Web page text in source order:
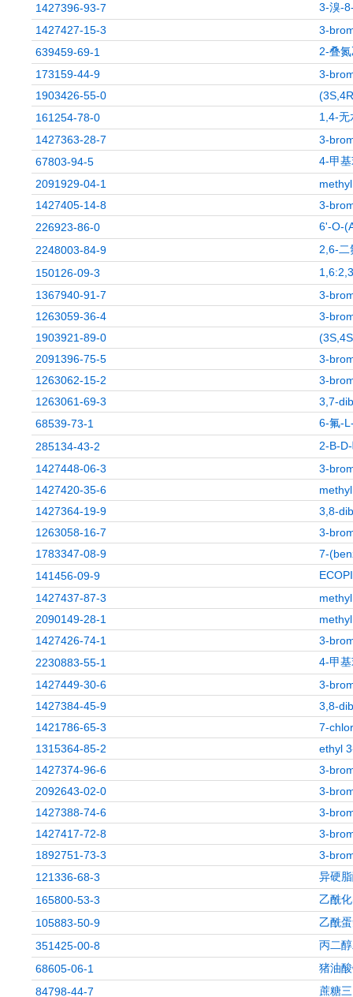
1427396-93-7
3-溴-
1427427-15-3
3-
639459-69-1
2-叠
173159-44-9
3-
1903426-55-0
161254-78-0
1,4-无
1427363-28-7
3-
67803-94-5
4-甲
2091929-04-1
1427405-14-8
3-
226923-86-0
6'-O-
2248003-84-9
2,6-二
150126-09-3
1367940-91-7
3-
1263059-36-4
3-
1903921-89-0
2091396-75-5
3-
1263062-15-2
3-
1263061-69-3
3,7-
68539-73-1
6-氟-
285134-43-2
2-Β-
1427448-06-3
3-
1427420-35-6
1427364-19-9
3,8-
1263058-16-7
3-
1783347-08-9
7-
141456-09-9
1427437-87-3
2090149-28-1
1427426-74-1
3-
2230883-55-1
4-甲
1427449-30-6
3-
1427384-45-9
3,8-
1421786-65-3
7-
1315364-85-2
ethyl
1427374-96-6
3-
2092643-02-0
3-
1427388-74-6
3-
1427417-72-8
3-
1892751-73-3
3-
121336-68-3
异硬
165800-53-3
乙酰
105883-50-9
乙酰
351425-00-8
丙二
68605-06-1
猪油
84798-44-7
蔗糖